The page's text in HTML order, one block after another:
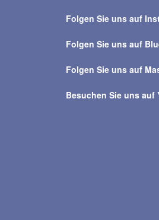
alle
Folgen Sie uns auf
Folgen Sie uns auf
Folgen Sie uns auf
Besuchen Sie uns auf